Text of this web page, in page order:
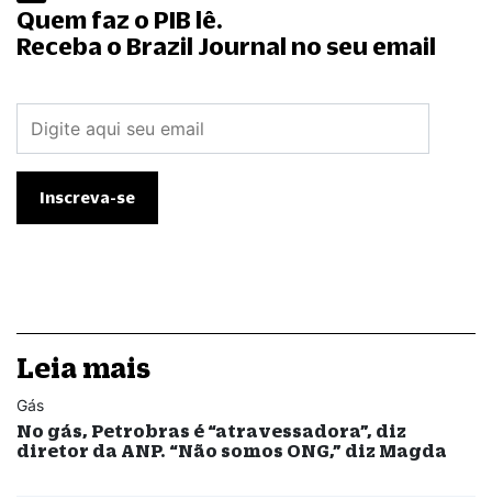
Quem faz o PIB lê.
Receba o Brazil Journal no seu email
Leia mais
Gás
No gás, Petrobras é “atravessadora”, diz
diretor da ANP. “Não somos ONG,” diz Magda